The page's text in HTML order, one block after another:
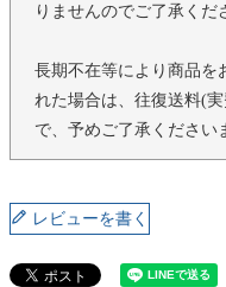
りませんのでご了承くだ
長期不在等により商品を
れた場合は、往復送料(
で、予めご了承ください
レビューを書く